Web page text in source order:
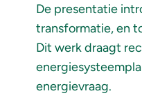
De presentatie
transformatie, en
Dit werk draagt
energievraag.